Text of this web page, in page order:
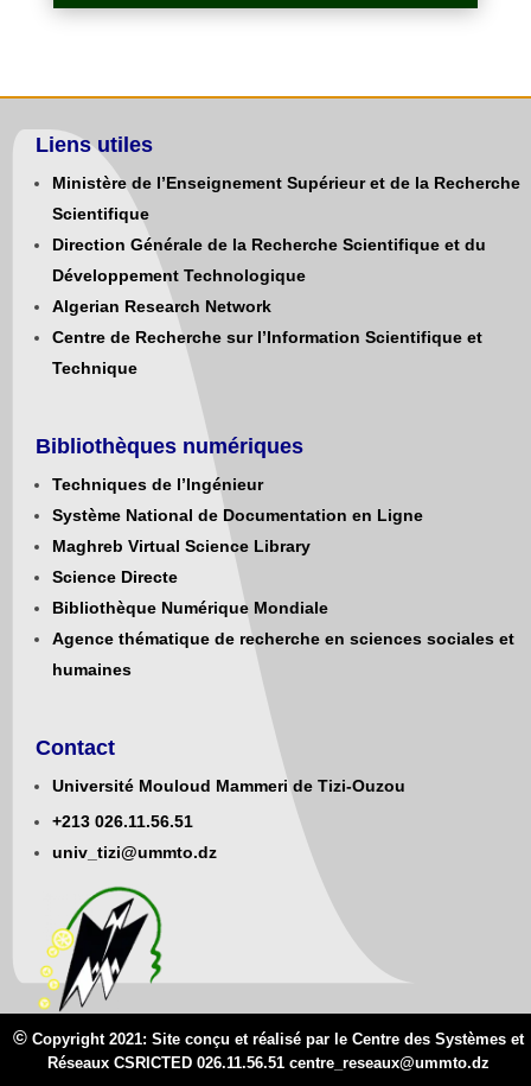
Liens utiles
Ministère de l’Enseignement Supérieur et de la Recherche
Scientifique
Direction Générale de la Recherche Scientifique et du
Développement Technologique
Algerian Research Network
Centre de Recherche sur l’Information Scientifique et
Technique
Bibliothèques numériques
Techniques de l’Ingénieur
Système National de Documentation en Ligne
Maghreb Virtual Science Library
Science Directe
Bibliothèque Numérique Mondiale
Agence thématique de recherche en sciences sociales et
humaines
Contact
Université Mouloud Mammeri de Tizi-Ouzou
+213 026.11.56.51
univ_tizi@ummto.dz
© Copyright 2021: Site conçu et réalisé par le Centre des Systèmes et
Réseaux CSRICTED 026.11.56.51 centre_reseaux@ummto.dz